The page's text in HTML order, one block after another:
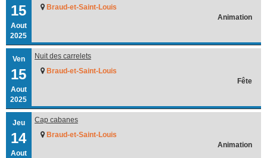
15
Aout
2025
Braud-et-Saint-Louis
Animation
Ven
15
Aout
2025
Nuit des carrelets
Braud-et-Saint-Louis
Fête
Jeu
14
Aout
Cap cabanes
Braud-et-Saint-Louis
Animation